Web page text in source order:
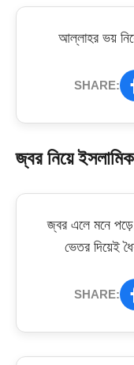
আল্লাহর ভয়
SHARE:
জ্বর নিয়ে
জ্বর এলে মনে পড়ে,
ভেতর দিয়েই
SHARE: